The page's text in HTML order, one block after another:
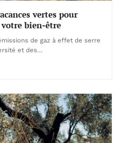
vertes pour
bien-être
de gaz à effet de serre
et des…